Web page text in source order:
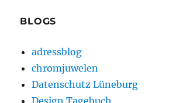
BLOGS
adressblog
chromjuwelen
Datenschutz Lüneburg